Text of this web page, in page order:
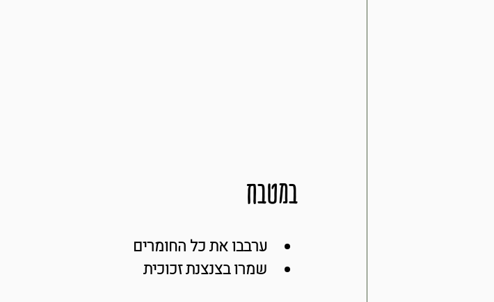
במטבח
ערבבו את כל החומרים
שמרו בצנצנת זכוכית